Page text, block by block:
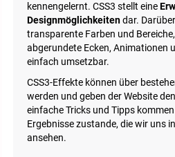
kennengelernt. CSS3 stellt eine
Designmöglichkeitendar.
transparente Farben und
abgerundete Ecken, Animationen
einfach umsetzbar.
CSS3-Effekte können über
werden und geben der Website
einfache Tricks und Tipps
Ergebnisse zustande, die wir uns
ansehen.